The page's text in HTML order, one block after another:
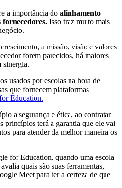
a importância do alinhamento
fornecedores. Isso traz muito mais
a missão, visão e valores
forem parecidos, há maiores
sinergia.
usados por escolas na hora de
que fornecem plataformas
Education.
a segurança e ética, ao contratar
princípios terá a garantia que ele vai
para atender da melhor maneira os
for Education, quando uma escola
quais são suas ferramentas,
Meet para ter a certeza de que